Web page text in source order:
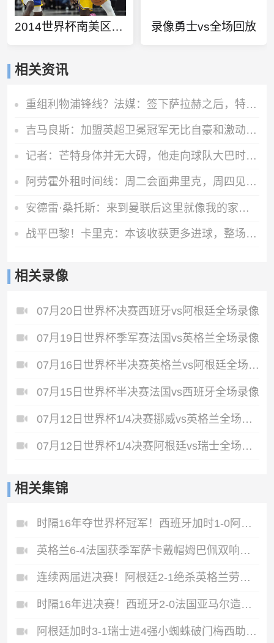
2014世界杯南美区预选赛 录像勇士vs全场回放
相关资讯
重组利物浦锋线？法媒：签下萨拉赫之后，特拉布宗即将拿下努涅斯
吉马良斯：加盟英超卫冕冠军无比自豪和激动，已准备好倾尽全力
记者：芒特身体并无大碍，他走向球队大巴时面带笑容
阿劳霍外租时间线：周二会面弗里克，周四见利物浦，周五晚间敲定
安德雷·桑托斯：来到曼联后这里就像我的家，我内心格外开心
战平巴黎！卡里克：本该收获更多进球，整场闪光点很多，我很欣慰
相关录像
07月20日世界杯决赛西班牙vs阿根廷全场录像
07月19日世界杯季军赛法国vs英格兰全场录像
07月16日世界杯半决赛英格兰vs阿根廷全场录像
07月15日世界杯半决赛法国vs西班牙全场录像
07月12日世界杯1/4决赛挪威vs英格兰全场录像
07月12日世界杯1/4决赛阿根廷vs瑞士全场录像
相关集锦
时隔16年夺世界杯冠军！西班牙加时1-0阿根廷费兰制胜恩佐染红
英格兰6-4法国获季军萨卡戴帽姆巴佩双响创纪录奥利塞2助+失良机
连续两届进决赛！阿根廷2-1绝杀英格兰劳塔罗恩佐破门梅西两助攻
时隔16年进决赛！西班牙2-0法国亚马尔造点奥亚萨瓦尔、波罗破门
阿根廷加时3-1瑞士进4强小蜘蛛破门梅西助攻麦卡恩博洛假摔染红